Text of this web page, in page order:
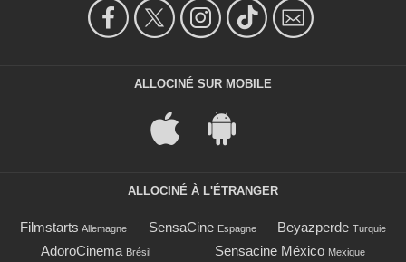
ALLOCINÉ SUR MOBILE
ALLOCINÉ À L'ÉTRANGER
Filmstarts Allemagne SensaCine Espagne Beyazperde Turquie
AdoroCinema Brésil Sensacine México Mexique